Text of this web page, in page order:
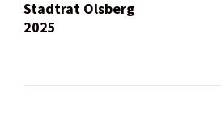
Stadtrat Olsberg
2025